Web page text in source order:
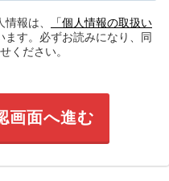
報は、
「個人情報の取扱い
ます。必ずお読みになり、同
ください。
画面へ進む